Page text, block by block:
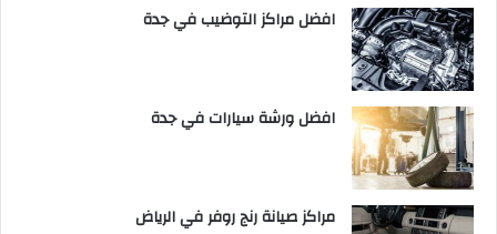
افضل مراكز التوضيب في جدة
افضل ورشة سيارات في جدة
مراكز صيانة رنج روفر في الرياض